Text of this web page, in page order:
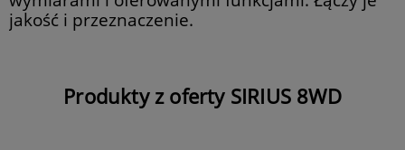
jakość i przeznaczenie.
Produkty z oferty SIRIUS 8WD